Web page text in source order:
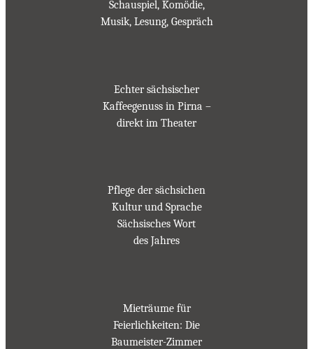
Schauspiel, Komödie,
Musik, Lesung, Gespräch
Echter sächsischer
Kaffeegenuss in Pirna –
direkt im Theater
Pflege der sächsichen
Kultur und Sprache
Sächsisches Wort
des Jahres
Mieträume für
Feierlichkeiten: Die
Baumeister-Zimmer